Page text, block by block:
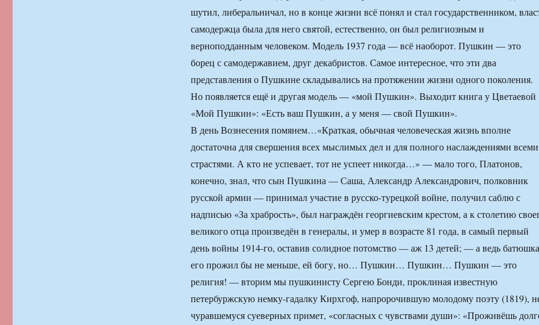
шутил, либеральничал, но в конце жизни всё понял и стал государственником,
самодержца была для него святой, естественно, он был религиозным и
верноподданным человеком. Модель 1937 года — всё наоборот. Пушкин — это
борец с самодержавием, друг декабристов. Самое интересное, что эти два
представления о Пушкине складывались на протяжении жизни одного поколения.
Но появляется ещё и другая модель — «мой Пушкин». Выходит книга у Цветаевой
«Мой Пушкин»: «Есть ваш Пушкин, а у меня — свой Пушкин».
В день Вознесения помянем…«Краткая, обычная человеческая жизнь вполне
достаточна для свершения всех мыслимых дел и для полного наслаждениями всеми
страстями. А кто не успевает, тот не успеет никогда…» — мало того, Платонов,
конечно, знал, что сын Пушкина — Саша, Александр Александрович, полковник
русской армии — принимал участие в русско-турецкой войне, получил саблю с
надписью «За храбрость», был награждён георгиевским крестом, а к столетию
великого отца произведён в генералы, и умер в возрасте 81 года, в самый первый
день войны 1914-го, оставив солидное потомство — аж 13 детей; — а ведь батюшка
его прожил бы не меньше, ей богу, но… Пушкин… Пушкин… Пушкин — это
религия! — вторим мы пушкинисту Сергею Бонди, проклиная известную
петербуржскую немку-гадалку Кирхгоф, напророчившую молодому поэту (1819),
чуравшемуся суеверных примет, «согласных с чувствами души»: «Проживёшь